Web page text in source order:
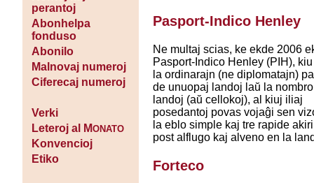
perantoj
Abonhelpa
fonduso
Abonilo
Malnovaj numeroj
Ciferecaj numeroj
Verki
Leteroj al MONATO
Konvencioj
Etiko
Pasport-Indico Henley
Ne multaj scias, ke ekde 2006
Pasport-Indico Henley (PIH),
la ordinarajn (ne diplomatajn)
de unuopaj landoj laŭ la
landoj (aŭ cellokoj), al kiuj iliaj
posedantoj povas vojaĝi sen
la eblo simple kaj tre rapide
post alflugo kaj alveno en la
Forteco